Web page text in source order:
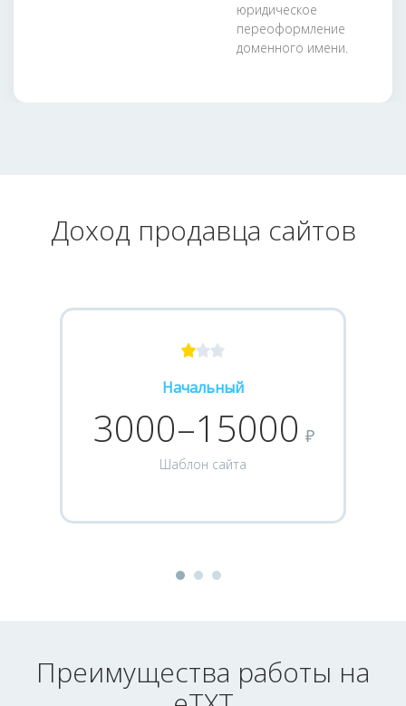
юридическое
переоформление
доменного имени.
Доход продавца сайтов
Начальный
3000–15000 ₽
Шаблон сайта
Преимущества работы на